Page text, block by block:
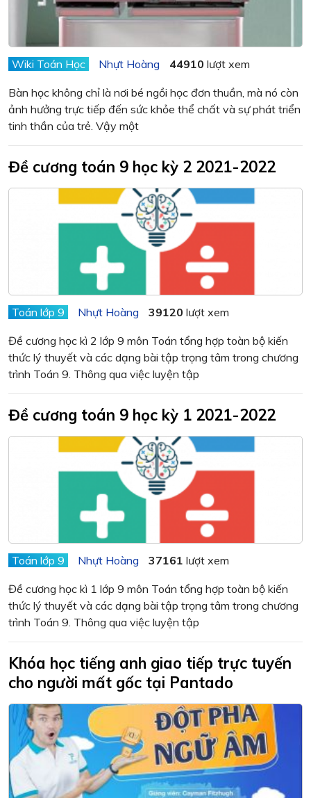
Wiki Toán Học Nhựt Hoàng 44910 lượt xem
Bàn học không chỉ là nơi bé ngồi học đơn thuần, mà nó còn
ảnh hưởng trực tiếp đến sức khỏe thể chất và sự phát triển
tinh thần của trẻ. Vậy một
Đề cương toán 9 học kỳ 2 2021-2022
Toán lớp 9 Nhựt Hoàng 39120 lượt xem
Đề cương học kì 2 lớp 9 môn Toán tổng hợp toàn bộ kiến
thức lý thuyết và các dạng bài tập trọng tâm trong chương
trình Toán 9. Thông qua việc luyện tập
Đề cương toán 9 học kỳ 1 2021-2022
Toán lớp 9 Nhựt Hoàng 37161 lượt xem
Đề cương học kì 1 lớp 9 môn Toán tổng hợp toàn bộ kiến
thức lý thuyết và các dạng bài tập trọng tâm trong chương
trình Toán 9. Thông qua việc luyện tập
Khóa học tiếng anh giao tiếp trực tuyến
cho người mất gốc tại Pantado